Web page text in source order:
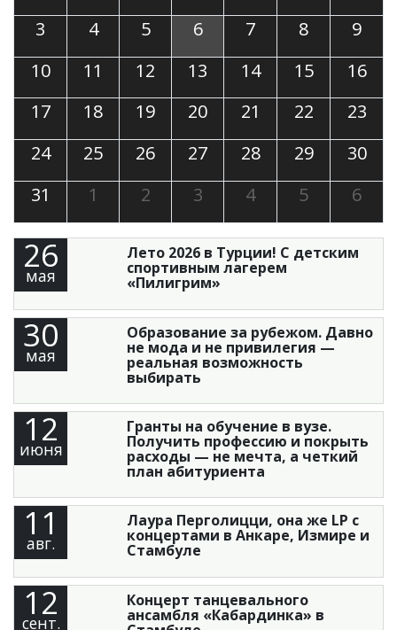
3
4 5 6 7 8
9
10
11 12 13 14 15
16
17
18 19 20 21 22
23
24
25 26 27 28 29
30
31
1 2 3 4 5 6
26
мая
Лето 2026 в Турции! С детским
спортивным лагерем
«Пилигрим»
30
мая
Образование за рубежом. Давно
не мода и не привилегия —
реальная возможность
выбирать
12
июня
Гранты на обучение в вузе.
Получить профессию и покрыть
расходы — не мечта, а четкий
план абитуриента
11
авг.
Лаура Перголицци, она же LP с
концертами в Анкаре, Измире и
Стамбуле
12
сент.
Концерт танцевального
ансамбля «Кабардинка» в